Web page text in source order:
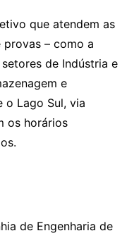
que atendem as
– como a
de Indústria e
e
o Lago Sul, via
os horários
de Engenharia de